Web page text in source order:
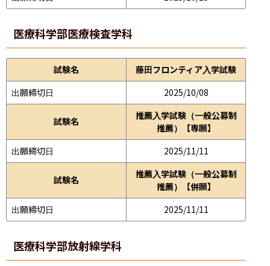
医療科学部医療検査学科
試験名
藤田フロンティア入学試験
出願締切日
2025/10/08
試験名
推薦入学試験（一般公募制
推薦）【専願】
出願締切日
2025/11/11
試験名
推薦入学試験（一般公募制
推薦）【併願】
出願締切日
2025/11/11
医療科学部放射線学科